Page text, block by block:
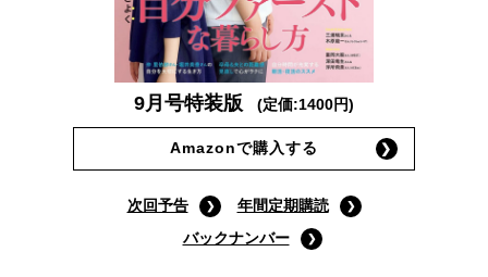
9月号特装版 (定価:1400円)
Amazonで購入する
次回予告
年間定期購読
バックナンバー